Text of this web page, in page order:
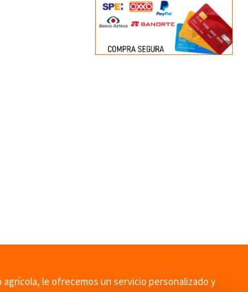
le ofrecemos un servicio personalizado y